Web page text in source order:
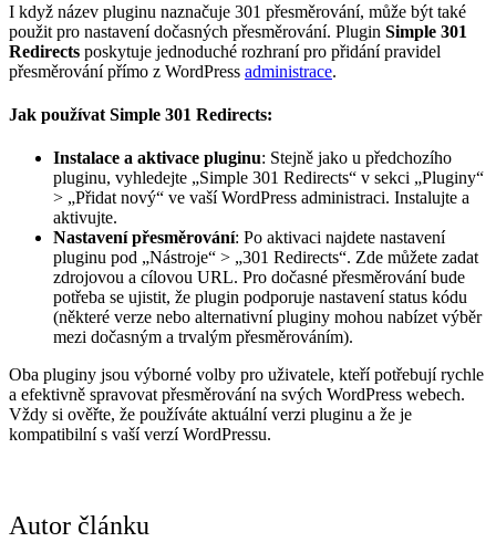
I když název pluginu naznačuje 301 přesměrování, může být také
použit pro nastavení dočasných přesměrování. Plugin Simple 301
Redirects poskytuje jednoduché rozhraní pro přidání pravidel
přesměrování přímo z WordPress administrace.
Jak používat Simple 301 Redirects:
Instalace a aktivace pluginu: Stejně jako u předchozího
pluginu, vyhledejte „Simple 301 Redirects“ v sekci „Pluginy“
> „Přidat nový“ ve vaší WordPress administraci. Instalujte a
aktivujte.
Nastavení přesměrování: Po aktivaci najdete nastavení
pluginu pod „Nástroje“ > „301 Redirects“. Zde můžete zadat
zdrojovou a cílovou URL. Pro dočasné přesměrování bude
potřeba se ujistit, že plugin podporuje nastavení status kódu
(některé verze nebo alternativní pluginy mohou nabízet výběr
mezi dočasným a trvalým přesměrováním).
Oba pluginy jsou výborné volby pro uživatele, kteří potřebují rychle
a efektivně spravovat přesměrování na svých WordPress webech.
Vždy si ověřte, že používáte aktuální verzi pluginu a že je
kompatibilní s vaší verzí WordPressu.
Autor článku